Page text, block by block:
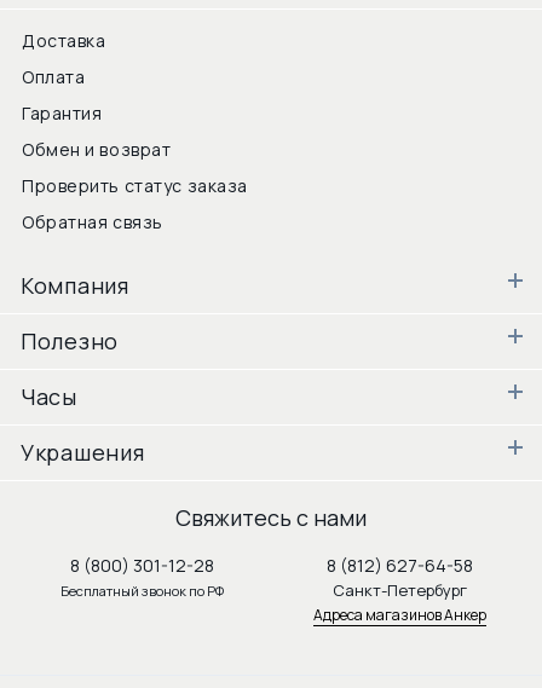
Доставка
Оплата
Гарантия
Обмен и возврат
Проверить статус заказа
Обратная связь
Компания
Полезно
Часы
Украшения
Свяжитесь с нами
8 (800) 301-12-28
Бесплатный звонок по РФ
8 (812) 627-64-58
Санкт-Петербург
Адреса магазинов Анкер